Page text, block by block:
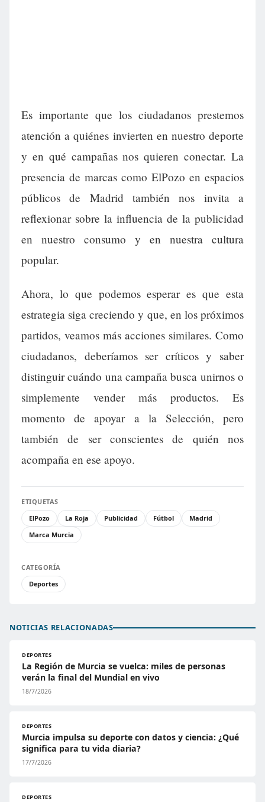
Es importante que los ciudadanos prestemos
atención a quiénes invierten en nuestro deporte
y en qué campañas nos quieren conectar. La
presencia de marcas como ElPozo en espacios
públicos de Madrid también nos invita a
reflexionar sobre la influencia de la publicidad
en nuestro consumo y en nuestra cultura
popular.
Ahora, lo que podemos esperar es que esta
estrategia siga creciendo y que, en los próximos
partidos, veamos más acciones similares. Como
ciudadanos, deberíamos ser críticos y saber
distinguir cuándo una campaña busca unirnos o
simplemente vender más productos. Es
momento de apoyar a la Selección, pero
también de ser conscientes de quién nos
acompaña en ese apoyo.
ETIQUETAS
ElPozo
La Roja Publicidad Fútbol
Madrid
Marca Murcia
CATEGORÍA
Deportes
NOTICIAS RELACIONADAS
DEPORTES
La Región de Murcia se vuelca: miles de personas
verán la final del Mundial en vivo
18/7/2026
DEPORTES
Murcia impulsa su deporte con datos y ciencia: ¿Qué
significa para tu vida diaria?
17/7/2026
DEPORTES